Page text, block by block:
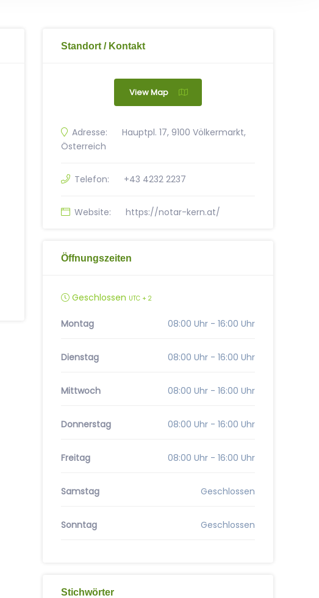
Standort / Kontakt
View Map
Adresse:
Hauptpl. 17, 9100 Völkermarkt,
Österreich
Telefon: +43 4232 2237
Website: https://notar-kern.at/
Öffnungszeiten
Geschlossen UTC + 2
Montag 08:00 Uhr - 16:00 Uhr
Dienstag 08:00 Uhr - 16:00 Uhr
Mittwoch 08:00 Uhr - 16:00 Uhr
Donnerstag 08:00 Uhr - 16:00 Uhr
Freitag 08:00 Uhr - 16:00 Uhr
Samstag Geschlossen
Sonntag Geschlossen
Stichwörter